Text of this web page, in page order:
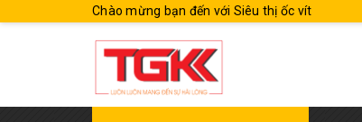
Chào mừng bạn đến với Siêu thị ốc vít